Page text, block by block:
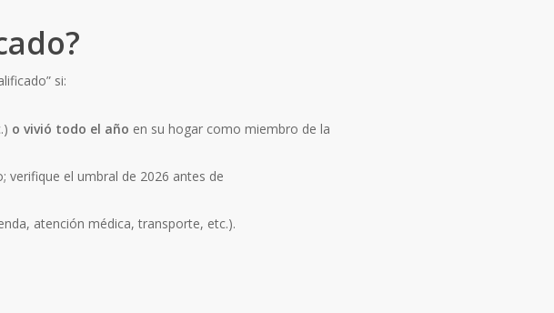
si:
o vivió todo el año en su hogar como miembro de la
verifique el umbral de 2026 antes de
atención médica, transporte, etc.).